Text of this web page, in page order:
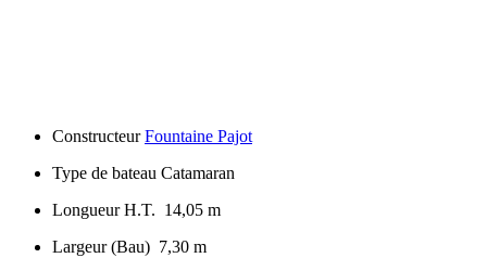
ConstructeurFountaine Pajot
Type de bateau Catamaran
Longueur H.T. 14,05 m
Largeur (Bau) 7,30 m